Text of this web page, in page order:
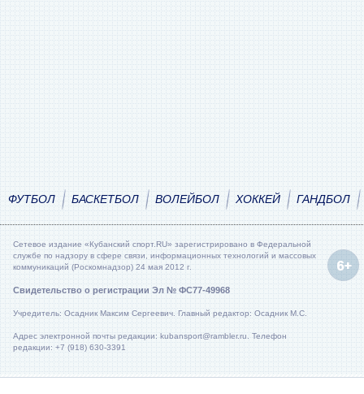
ФУТБОЛ БАСКЕТБОЛ ВОЛЕЙБОЛ ХОККЕЙ ГАНДБОЛ
Сетевое издание «Кубанский спорт.RU» зарегистрировано в Федеральной
службе по надзору в сфере связи, информационных технологий и массовых
коммуникаций (Роскомнадзор) 24 мая 2012 г.
Свидетельство о регистрации Эл № ФС77-49968
Учредитель: Осадник Максим Сергеевич. Главный редактор: Осадник М.С.
Адрес электронной почты редакции: kubansport@rambler.ru. Телефон
редакции: +7 (918) 630-3391